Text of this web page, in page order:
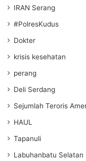
IRAN Serang
#PolresKudus
Dokter
krisis kesehatan
perang
Deli Serdang
Sejumlah Teroris
HAUL
Tapanuli
Labuhanbatu Selatan